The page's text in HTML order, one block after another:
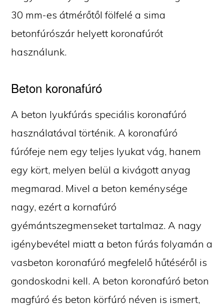
30 mm-es átmérőtől fölfelé a sima
betonfúrószár helyett koronafúrót
használunk.
Beton koronafúró
A beton lyukfúrás speciális koronafúró
használatával történik. A koronafúró
fúrófeje nem egy teljes lyukat vág, hanem
egy kört, melyen belül a kivágott anyag
megmarad. Mivel a beton keménysége
nagy, ezért a kornafúró
gyémántszegmenseket tartalmaz. A nagy
igénybevétel miatt a beton fúrás folyamán a
vasbeton koronafúró megfelelő hűtéséről is
gondoskodni kell. A beton koronafúró beton
magfúró és beton körfúró néven is ismert,